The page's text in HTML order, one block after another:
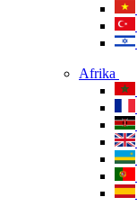
Afrika